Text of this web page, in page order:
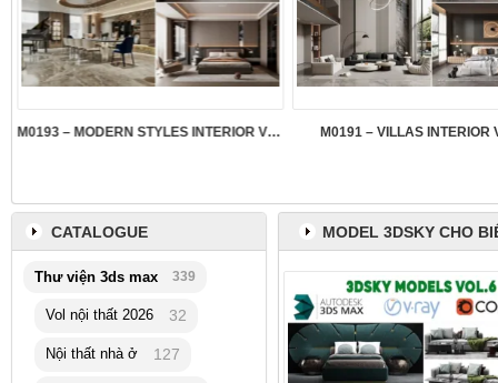
M0193 – MODERN STYLES INTERIOR VOL.5 M0191 – VILLAS INTERIOR
MODEL 3DSKY CHO
CATALOGUE
Thư viện 3ds max 339
Vol nội thất 2026 32
Nội thất nhà ở 127